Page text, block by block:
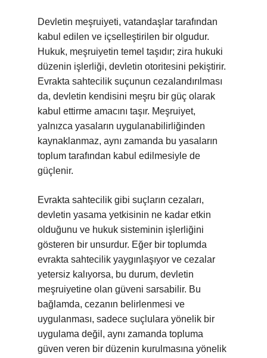
Devletin meşruiyeti, vatandaşlar tarafından
kabul edilen ve içselleştirilen bir olgudur.
Hukuk, meşruiyetin temel taşıdır; zira hukuki
düzenin işlerliği, devletin otoritesini pekiştirir.
Evrakta sahtecilik suçunun cezalandırılması
da, devletin kendisini meşru bir güç olarak
kabul ettirme amacını taşır. Meşruiyet,
yalnızca yasaların uygulanabilirliğinden
kaynaklanmaz, aynı zamanda bu yasaların
toplum tarafından kabul edilmesiyle de
güçlenir.
Evrakta sahtecilik gibi suçların cezaları,
devletin yasama yetkisinin ne kadar etkin
olduğunu ve hukuk sisteminin işlerliğini
gösteren bir unsurdur. Eğer bir toplumda
evrakta sahtecilik yaygınlaşıyor ve cezalar
yetersiz kalıyorsa, bu durum, devletin
meşruiyetine olan güveni sarsabilir. Bu
bağlamda, cezanın belirlenmesi ve
uygulanması, sadece suçlulara yönelik bir
uygulama değil, aynı zamanda topluma
güven veren bir düzenin kurulmasına yönelik